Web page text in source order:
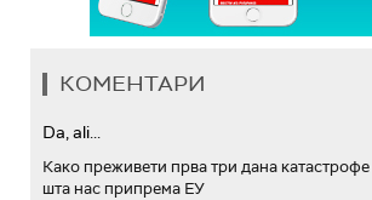
КОМЕНТАРИ
Da, ali...
Како преживети прва три дана
шта нас припрема ЕУ